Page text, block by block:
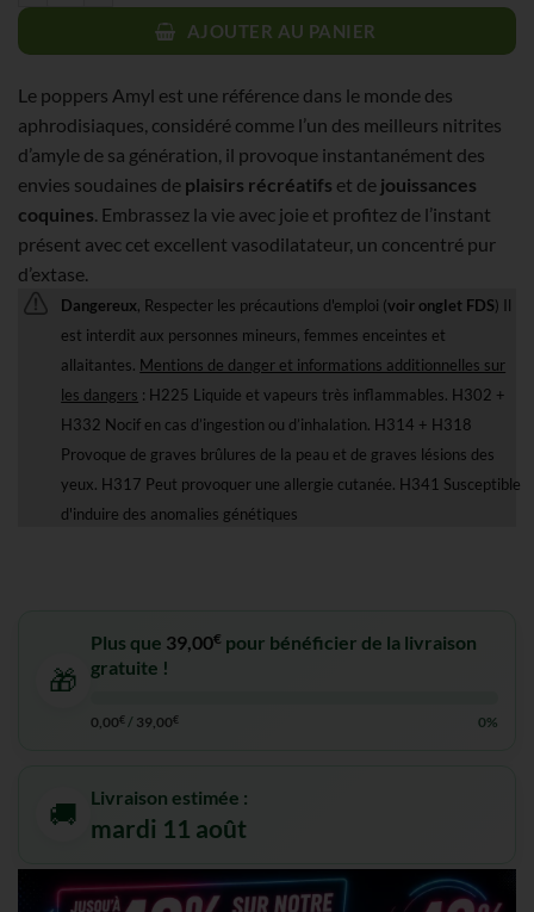
AJOUTER AU PANIER
Le poppers Amyl est une référence dans le monde des
aphrodisiaques, considéré comme l’un des meilleurs nitrites
d’amyle de sa génération, il provoque instantanément des
envies soudaines de plaisirs récréatifs et de jouissances
coquines. Embrassez la vie avec joie et profitez de l’instant
présent avec cet excellent vasodilatateur, un concentré pur
d’extase.
Dangereux, Respecter les précautions d'emploi (voir onglet FDS) Il
est interdit aux personnes mineurs, femmes enceintes et
allaitantes. Mentions de danger et informations additionnelles sur
les dangers : H225 Liquide et vapeurs très inflammables. H302 +
H332 Nocif en cas d’ingestion ou d’inhalation. H314 + H318
Provoque de graves brûlures de la peau et de graves lésions des
yeux. H317 Peut provoquer une allergie cutanée. H341 Susceptible
d'induire des anomalies génétiques
🎁
Plus que 39,00€ pour bénéficier de la livraison
gratuite !
0,00€ / 39,00€ 0%
🚚 Livraison estimée :
mardi 11 août